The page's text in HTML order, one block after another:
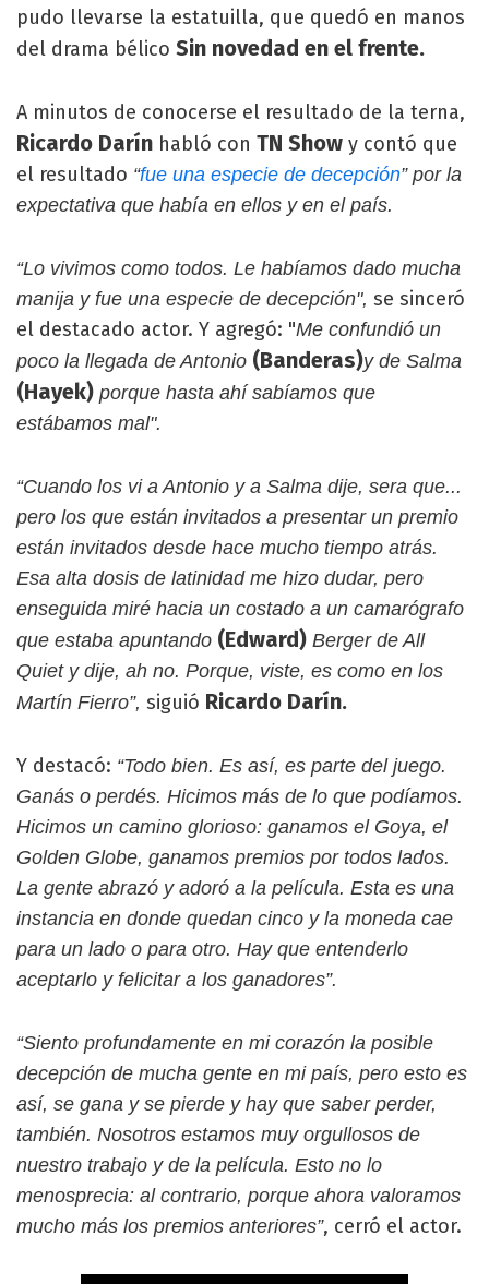
pudo llevarse la estatuilla, que quedó en manos
del drama bélico Sin novedad en el frente.
A minutos de conocerse el resultado de la terna,
Ricardo Darín habló con TN Show y contó que
el resultado “fue una especie de decepción” por la
expectativa que había en ellos y en el país.
“Lo vivimos como todos. Le habíamos dado mucha
manija y fue una especie de decepción", se sinceró
el destacado actor. Y agregó: "Me confundió un
poco la llegada de Antonio (Banderas)y de Salma
(Hayek) porque hasta ahí sabíamos que
estábamos mal".
“Cuando los vi a Antonio y a Salma dije, sera que...
pero los que están invitados a presentar un premio
están invitados desde hace mucho tiempo atrás.
Esa alta dosis de latinidad me hizo dudar, pero
enseguida miré hacia un costado a un camarógrafo
que estaba apuntando (Edward) Berger de All
Quiet y dije, ah no. Porque, viste, es como en los
Martín Fierro”, siguió Ricardo Darín.
Y destacó: “Todo bien. Es así, es parte del juego.
Ganás o perdés. Hicimos más de lo que podíamos.
Hicimos un camino glorioso: ganamos el Goya, el
Golden Globe, ganamos premios por todos lados.
La gente abrazó y adoró a la película. Esta es una
instancia en donde quedan cinco y la moneda cae
para un lado o para otro. Hay que entenderlo
aceptarlo y felicitar a los ganadores”.
“Siento profundamente en mi corazón la posible
decepción de mucha gente en mi país, pero esto es
así, se gana y se pierde y hay que saber perder,
también. Nosotros estamos muy orgullosos de
nuestro trabajo y de la película. Esto no lo
menosprecia: al contrario, porque ahora valoramos
mucho más los premios anteriores”, cerró el actor.